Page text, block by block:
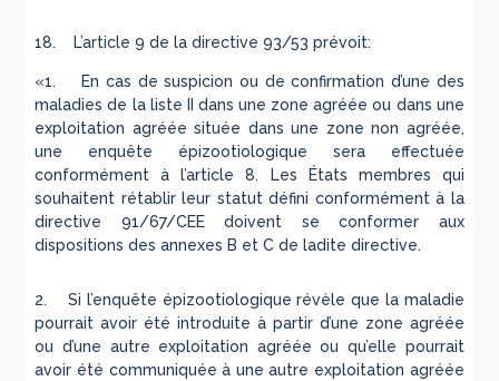
18. L’article 9 de la directive 93/53 prévoit:
«1. En cas de suspicion ou de confirmation d’une des
maladies de la liste II dans une zone agréée ou dans une
exploitation agréée située dans une zone non agréée,
une enquête épizootiologique sera effectuée
conformément à l’article 8. Les États membres qui
souhaitent rétablir leur statut défini conformément à la
directive 91/67/CEE doivent se conformer aux
dispositions des annexes B et C de ladite directive.
2. Si l’enquête épizootiologique révèle que la maladie
pourrait avoir été introduite à partir d’une zone agréée
ou d’une autre exploitation agréée ou qu’elle pourrait
avoir été communiquée à une autre exploitation agréée